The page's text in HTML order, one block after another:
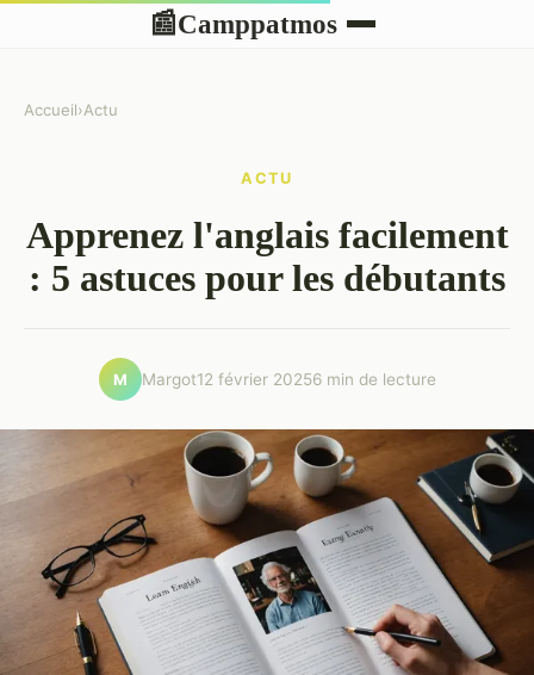
📰Camppatmos
Accueil›Actu
ACTU
Apprenez l'anglais facilement
: 5 astuces pour les débutants
M Margot12 février 20256 min de lecture